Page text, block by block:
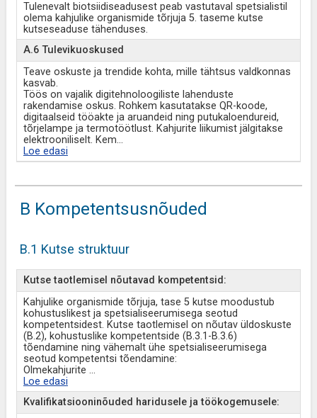
Tulenevalt biotsiidiseadusest peab vastutaval spetsialistil
olema kahjulike organismide tõrjuja 5. taseme kutse
kutseseaduse tähenduses.
A.6 Tulevikuoskused
Teave oskuste ja trendide kohta, mille tähtsus valdkonnas
kasvab.
Töös on vajalik digitehnoloogiliste lahenduste
rakendamise oskus. Rohkem kasutatakse QR-koode,
digitaalseid tööakte ja aruandeid ning putukaloendureid,
tõrjelampe ja termotöötlust. Kahjurite liikumist jälgitakse
elektrooniliselt. Kem...
Loe edasi
B Kompetentsusnõuded
B.1 Kutse struktuur
Kutse taotlemisel nõutavad kompetentsid:
Kahjulike organismide tõrjuja, tase 5 kutse moodustub
kohustuslikest ja spetsialiseerumisega seotud
kompetentsidest. Kutse taotlemisel on nõutav üldoskuste
(B.2), kohustuslike kompetentside (B.3.1-B.3.6)
tõendamine ning vähemalt ühe spetsialiseerumisega
seotud kompetentsi tõendamine:
Olmekahjurite ...
Loe edasi
Kvalifikatsiooninõuded haridusele ja töökogemusele: